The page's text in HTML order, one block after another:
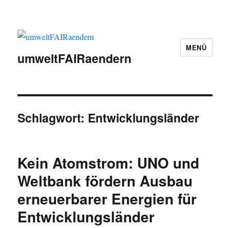
umweltFAIRaendern
MENÜ
Schlagwort: Entwicklungsländer
Kein Atomstrom: UNO und
Weltbank fördern Ausbau
erneuerbarer Energien für
Entwicklungsländer